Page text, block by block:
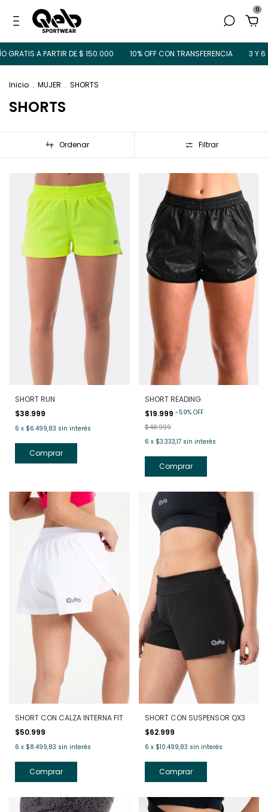
0
A PARTIR DE $ 150.000 10% OFF CON TRANSFERENCIA 3 Y 6
Inicio . MUJER . SHORTS
SHORTS
Ordenar Filtrar
SHORT RUN
$38.999
6 x $6.499,83 sin interés
Comprar
SHORT READING
$19.999 -59% OFF
$48.999
6 x $3.333,17 sin interés
Comprar
SHORT CON CALZA INTERNA FIT
$50.999
6 x $8.499,83 sin interés
Comprar
SHORT CON SUSPENSOR QX3
$62.999
6 x $10.499,83 sin interés
Comprar